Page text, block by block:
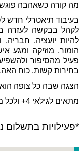
מה קורה כשאהבה
בעיבוד תיאטרלי חדש
לקהל בבקשה לעזרה
להיות יועציה,
הומור, מוזיקה ומגע
פעיל מהסיפור
בחירות קשות, כוח
הצגה שבה כל צופה
מתאים לגילאי 4+ ולכל מי שמאמין בכוח של סיפור טוב
*פעילויות בתשלום